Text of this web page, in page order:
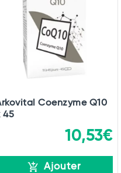
Coenzyme Q10
45
10,53€
Ajouter